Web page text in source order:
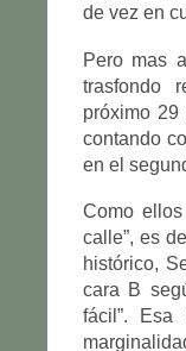
de vez en
Pero mas
trasfondo
próximo
contando
en el
Como
calle”, es
histórico,
cara B
fácil”. Esa